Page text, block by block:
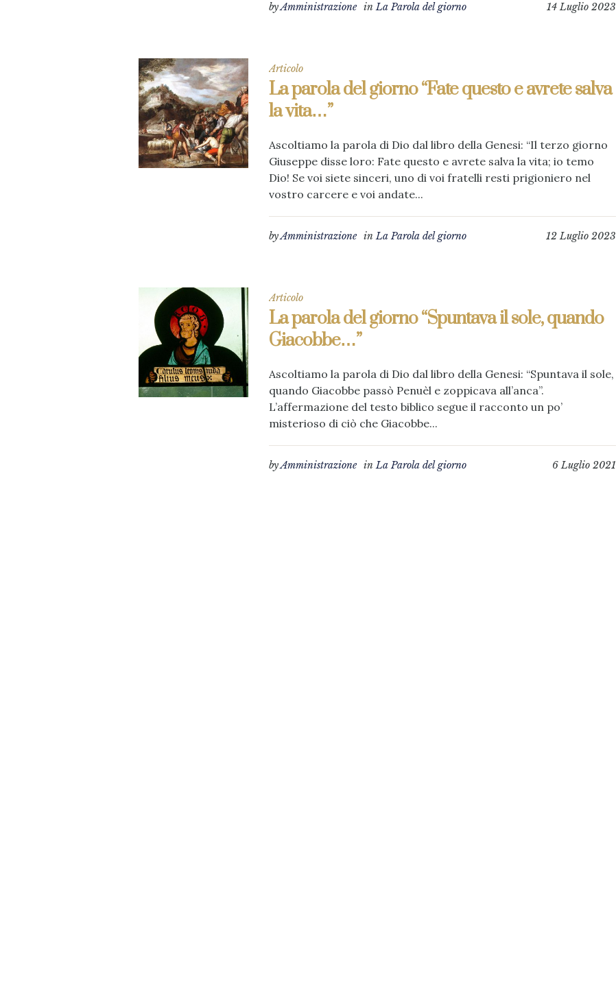
14 Luglio 2023
byAmministrazione inLa Parola del giorno
Articolo
La parola del giorno “Fate questo e avrete salva
la vita…”
Ascoltiamo la parola di Dio dal libro della Genesi: “Il terzo giorno
Giuseppe disse loro: Fate questo e avrete salva la vita; io temo
Dio! Se voi siete sinceri, uno di voi fratelli resti prigioniero nel
vostro carcere e voi andate...
12 Luglio 2023
byAmministrazione inLa Parola del giorno
Articolo
La parola del giorno “Spuntava il sole, quando
Giacobbe…”
Ascoltiamo la parola di Dio dal libro della Genesi: “Spuntava il sole,
quando Giacobbe passò Penuèl e zoppicava all’anca”.
L’affermazione del testo biblico segue il racconto un po’
misterioso di ciò che Giacobbe...
6 Luglio 2021
byAmministrazione inLa Parola del giorno